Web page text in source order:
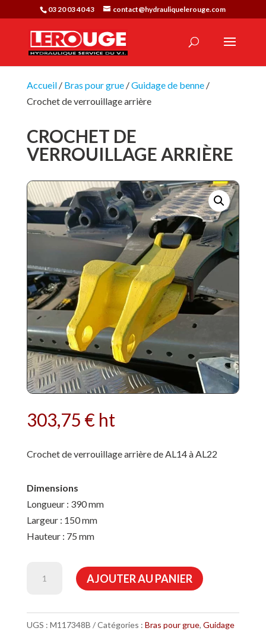
03 20 03 40 43 contact@hydrauliquelerouge.com
Accueil/ Bras pour grue/Guidage de benne/
Crochet de verrouillage arrière
CROCHET DE
VERROUILLAGE ARRIÈRE
303,75 € ht
Crochet de verrouillage arrière de AL14 à AL22
Dimensions
Longueur : 390 mm
Largeur : 150 mm
Hauteur : 75 mm
AJOUTER AU PANIER
UGS : M117348B Catégories : Bras pour grue, Guidage